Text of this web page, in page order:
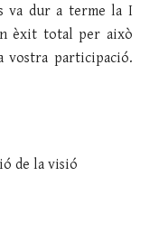
va dur a terme la I
èxit total per això
vostra participació.
de la visió